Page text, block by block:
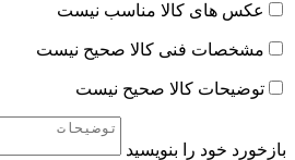
عکس های کالا مناسب نیست
مشخصات فنی کالا صحیح نیست
توضیحات کالا صحیح نیست
بازخورد خود را بنویسید